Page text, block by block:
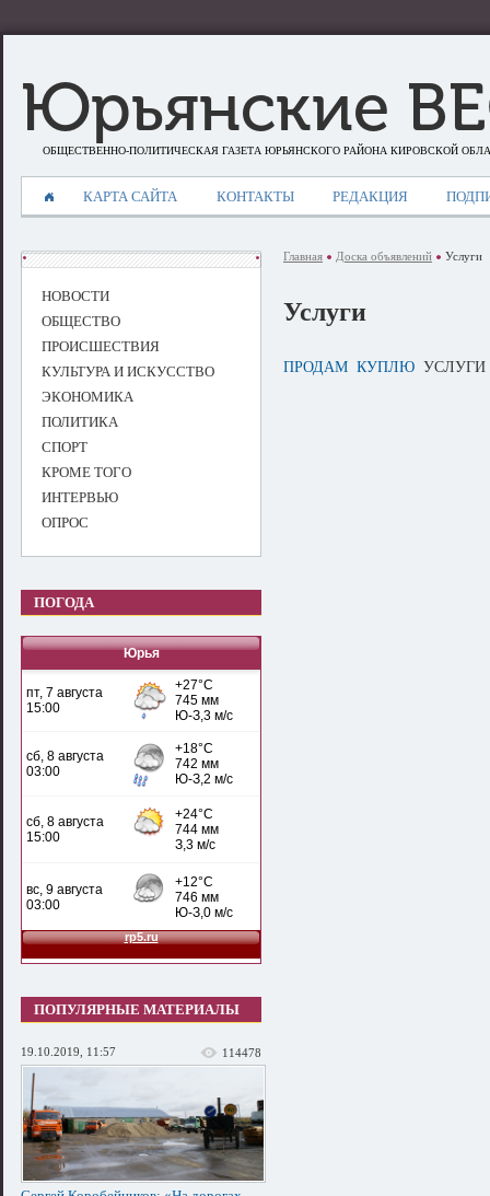
Юрьянские
ОБЩЕСТВЕННО-ПОЛИТИЧЕСКАЯ ГАЗЕТА ЮРЬЯНСКОГО РАЙОНА КИРОВСКОЙ
КАРТА САЙТА КОНТАКТЫ РЕДАКЦИЯ
НОВОСТИ
ОБЩЕСТВО
ПРОИСШЕСТВИЯ
КУЛЬТУРА И ИСКУССТВО
ЭКОНОМИКА
ПОЛИТИКА
СПОРТ
КРОМЕ ТОГО
ИНТЕРВЬЮ
ОПРОС
ПОГОДА
Юрья
ПОПУЛЯРНЫЕ МАТЕРИАЛЫ
114478
19.10.2019, 11:57
Главная Доска объявлений Услуги
Услуги
ПРОДАМ КУПЛЮ УСЛУГИ